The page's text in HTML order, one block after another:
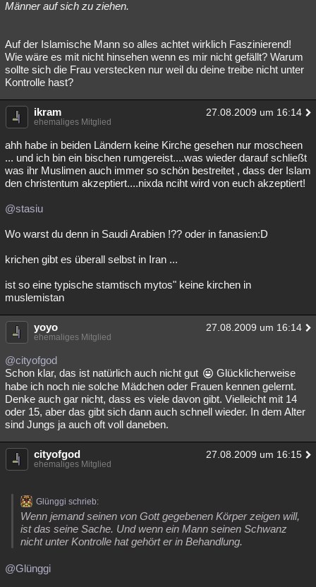
Männer auf sich zu ziehen.
Auf der Islamische Mann so alles achtet wirklich Faszinierend!
Wie wäre es mit nicht hinsehen wenn es mir nicht gefällt? Warum
sollte sich die Frau verstecken nur weil du deine treibe nicht unter
Kontrolle hast?
ikram 27.08.2009 um 16:14
ehemaliges Mitglied
ahh habe in beiden Ländern keine Kirche gesehen nur moscheen
... und ich bin ein bischen rumgereist....was wieder darauf schließt
was ihr Muslimen auch immer so schön bestreitet , dass der Islam
den christentum akzeptiert....nixda nciht wird von euch akzeptiert!
@stasiu
Wo warst du denn in Saudi Arabien !?? oder in fanasien:D
krichen gibt es überall selbst in Iran ...
ist so eine typische stamtisch mytos" keine kirchen in
muslemistan
yoyo 27.08.2009 um 16:14
ehemaliges Mitglied
@cityofgod
Schon klar, das ist natürlich auch nicht gut
Glücklicherweise
habe ich noch nie solche Mädchen oder Frauen kennen gelernt.
Denke auch gar nicht, dass es viele davon gibt. Vielleicht mit 14
oder 15, aber das gibt sich dann auch schnell wieder. In dem Alter
sind Jungs ja auch oft voll daneben.
cityofgod 27.08.2009 um 16:15
ehemaliges Mitglied
Glünggi schrieb:
Wenn jemand seinen von Gott gegebenen Körper zeigen will,
ist das seine Sache. Und wenn ein Mann seinen Schwanz
nicht unter Kontrolle hat gehört er in Behandlung.
@Glünggi